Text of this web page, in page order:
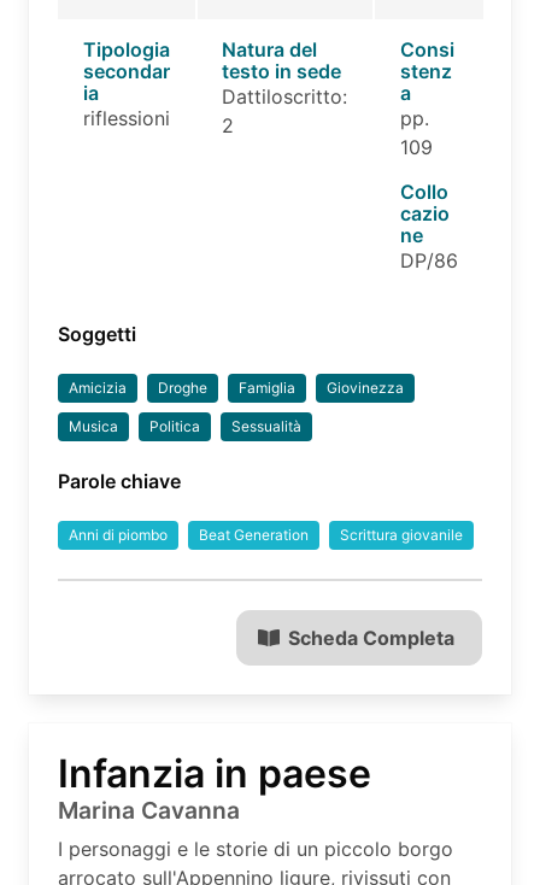
Tipologia
secondar
ia
riflessioni
Natura del
testo in sede
Dattiloscritto:
2
Consi
stenz
a
pp.
109
Collo
cazio
ne
DP/86
Soggetti
Amicizia Droghe Famiglia Giovinezza
Musica Politica Sessualità
Parole chiave
Anni di piombo Beat Generation Scrittura giovanile
Scheda Completa
Infanzia in paese
Marina Cavanna
I personaggi e le storie di un piccolo borgo
arrocato sull'Appennino ligure, rivissuti con